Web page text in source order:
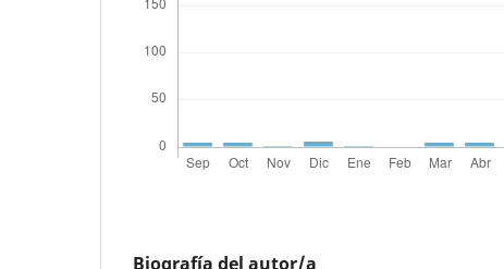
Biografía del autor/a